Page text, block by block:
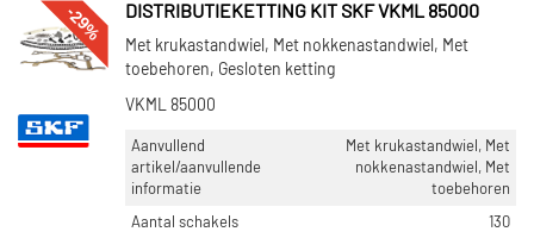
-29% DISTRIBUTIEKETTING KIT SKF VKML 85000
Met krukastandwiel, Met nokkenastandwiel, Met
toebehoren, Gesloten ketting
VKML 85000
Aanvullend
artikel/aanvullende
informatie
Met krukastandwiel, Met
nokkenastandwiel, Met
toebehoren
Aantal schakels
130